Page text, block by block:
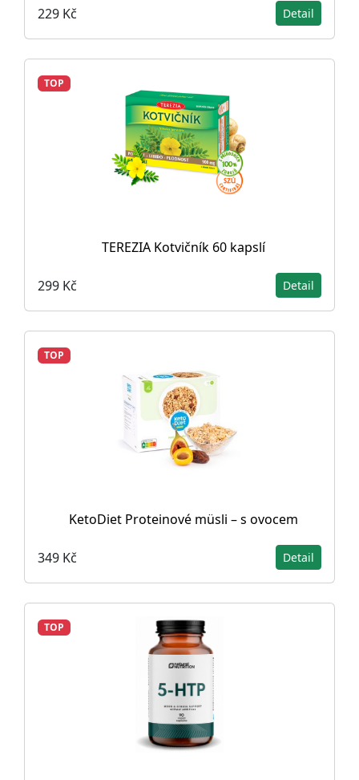
229 Kč Detail
TOP
TEREZIA Kotvičník 60 kapslí
299 Kč Detail
TOP
KetoDiet Proteinové müsli – s ovocem
349 Kč Detail
TOP